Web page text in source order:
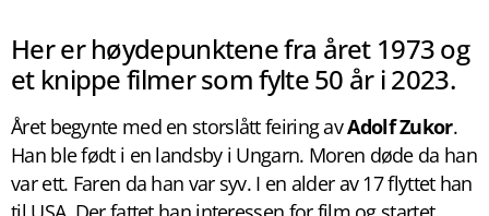
Her er høydepunktene fra året 1973 og
et knippe filmer som fylte 50 år i 2023.
Året begynte med en storslått feiring avAdolf Zukor.
Han ble født i en landsby i Ungarn. Moren døde da han
var ett. Faren da han var syv. I en alder av 17 flyttet han